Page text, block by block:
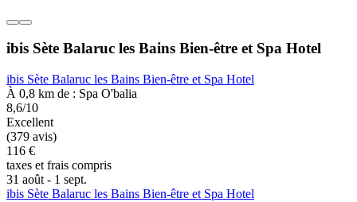
ibis Sète Balaruc les Bains Bien-être et Spa Hotel
ibis Sète Balaruc les Bains Bien-être et Spa Hotel
À 0,8 km de : Spa O'balia
8,6/10
Excellent
(379 avis)
116 €
taxes et frais compris
31 août - 1 sept.
ibis Sète Balaruc les Bains Bien-être et Spa Hotel